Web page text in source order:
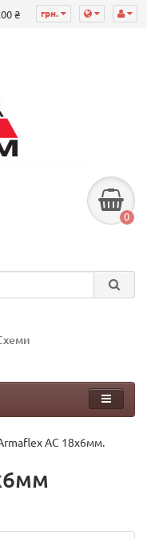
грн.
₴
0
AC 18х6мм.